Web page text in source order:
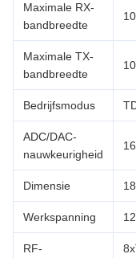
Maximale RX-
bandbreedte
Maximale TX-
bandbreedte
Bedrijfsmodus
ADC/DAC-
nauwkeurigheid
Dimensie
Werkspanning
RF-